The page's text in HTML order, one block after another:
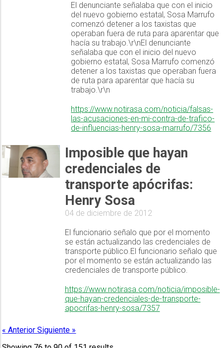
El denunciante señalaba que con el inicio
del nuevo gobierno estatal, Sosa Marrufo
comenzó detener a los taxistas que
operaban fuera de ruta para aparentar que
hacía su trabajo.\r\nEl denunciante
señalaba que con el inicio del nuevo
gobierno estatal, Sosa Marrufo comenzó
detener a los taxistas que operaban fuera
de ruta para aparentar que hacía su
trabajo.\r\n
https://www.notirasa.com/noticia/falsas-
las-acusaciones-en-mi-contra-de-trafico-
de-influencias-henry-sosa-marrufo/7356
Imposible que hayan
credenciales de
transporte apócrifas:
Henry Sosa
04 de diciembre de 2012
El funcionario señalo que por el momento
se están actualizando las credenciales de
transporte público.El funcionario señalo que
por el momento se están actualizando las
credenciales de transporte público.
https://www.notirasa.com/noticia/imposible-
que-hayan-credenciales-de-transporte-
apocrifas-henry-sosa/7357
« AnteriorSiguiente »